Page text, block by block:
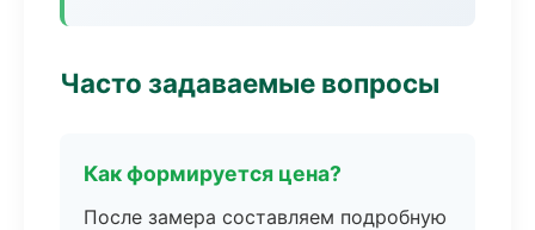
Часто задаваемые вопросы
Как формируется цена?
После замера составляем подробную